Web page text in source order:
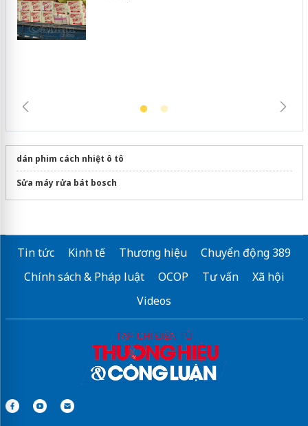
dán phim cách nhiệt ô tô
Sửa máy rửa bát bosch
Tin tức Kinh tế Thương hiệu
Chuyển động 389
Chính sách & Pháp luật
OCOP Tư vấn
Xã hội
Videos